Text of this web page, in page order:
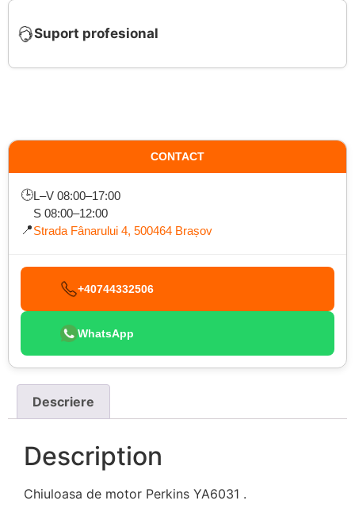
Suport profesional
CONTACT
🕒L–V 08:00–17:00
S 08:00–12:00
📍Strada Fânarului 4, 500464 Brașov
+40744332506
WhatsApp
Descriere
Description
Chiuloasa de motor Perkins YA6031 .